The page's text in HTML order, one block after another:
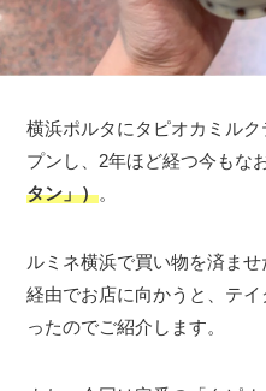
横浜ポルタにタピオカミル
プンし、2年ほど経つ今もな
タン」）。
ルミネ横浜で買い物を済ま
経由でお店に向かうと、テ
ったのでご紹介します。